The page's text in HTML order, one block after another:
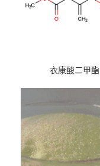
衣康酸二甲酯